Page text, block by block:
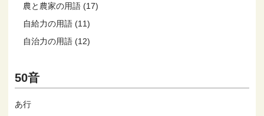
農と農家の用語 (17)
自給力の用語 (11)
自治力の用語 (12)
50音
あ行